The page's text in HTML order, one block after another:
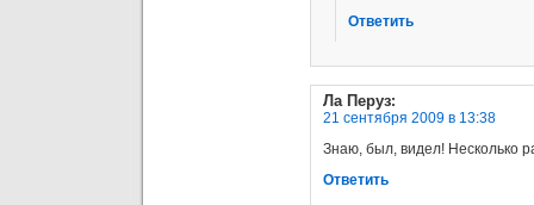
Ответить
Ла Перуз:
21 сентября 2009 в 13:38
Знаю, был, видел! Несколько
Ответить